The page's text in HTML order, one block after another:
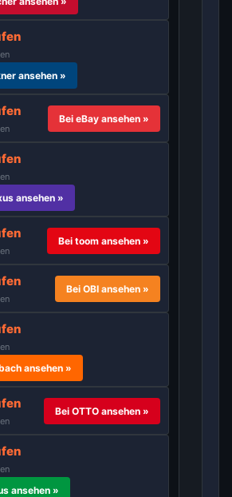
ansehen »
Bei eBay ansehen »
ansehen »
Bei toom ansehen »
Bei OBI ansehen »
ansehen »
Bei OTTO ansehen »
ansehen »